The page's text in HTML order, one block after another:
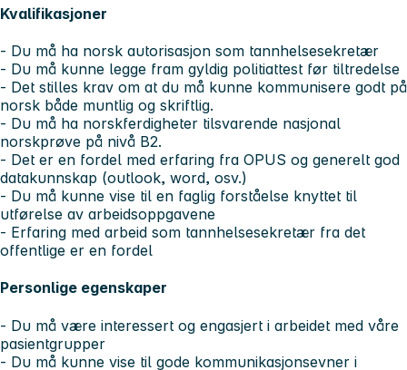
Kvalifikasjoner
- Du må ha norsk autorisasjon som tannhelsesekretær
- Du må kunne legge fram gyldig politiattest før tiltredelse
- Det stilles krav om at du må kunne kommunisere godt på
norsk både muntlig og skriftlig.
- Du må ha norskferdigheter tilsvarende nasjonal
norskprøve på nivå B2.
- Det er en fordel med erfaring fra OPUS og generelt god
datakunnskap (outlook, word, osv.)
- Du må kunne vise til en faglig forståelse knyttet til
utførelse av arbeidsoppgavene
- Erfaring med arbeid som tannhelsesekretær fra det
offentlige er en fordel
Personlige egenskaper
- Du må være interessert og engasjert i arbeidet med våre
pasientgrupper
- Du må kunne vise til gode kommunikasjonsevner i